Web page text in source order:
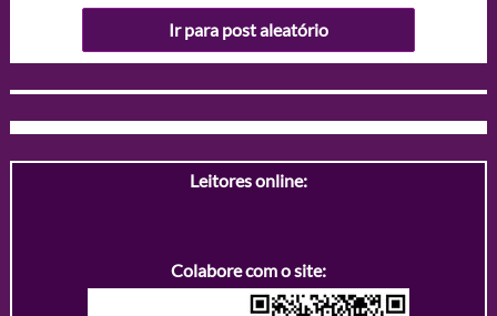
Ir para post aleatório
Leitores online:
Colabore com o site: